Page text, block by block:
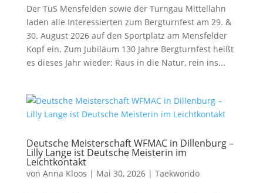
Der TuS Mensfelden sowie der Turngau Mittellahn
laden alle Interessierten zum Bergturnfest am 29. &
30. August 2026 auf den Sportplatz am Mensfelder
Kopf ein. Zum Jubiläum 130 Jahre Bergturnfest heißt
es dieses Jahr wieder: Raus in die Natur, rein ins...
Deutsche Meisterschaft WFMAC in Dillenburg –
Lilly Lange ist Deutsche Meisterin im
Leichtkontakt
von Anna Kloos | Mai 30, 2026| Taekwondo